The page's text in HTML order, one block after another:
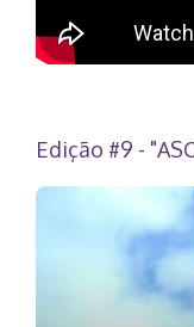
Edição #9 -